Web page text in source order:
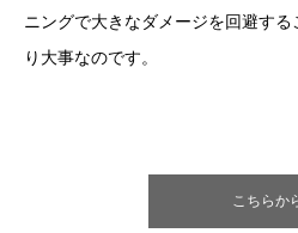
ニングで大きなダメージを回避す
り大事なのです。
こちらか